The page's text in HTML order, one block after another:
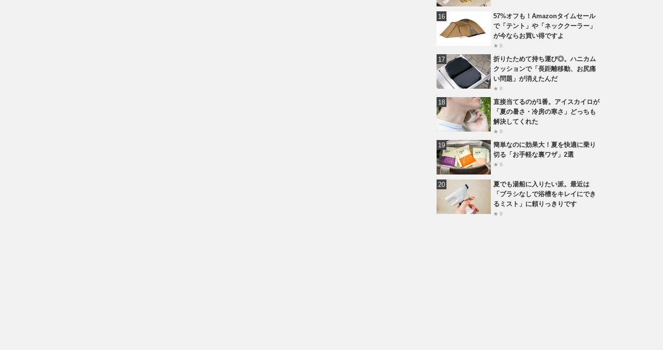
57%オフも！Amazonタイムセール
で「テント」や「ネッククーラー」
が今ならお買い得ですよ
★ 0
折りたためて持ち運び◎。ハニカム
クッションで「長距離移動、お尻痛
い問題」が消えたんだ
★ 0
直接当てるのが1番。アイスカイロが
「夏の暑さ・冷房の寒さ」どっちも
解決してくれた
★ 0
簡単なのに効果大！夏を快適に乗り
切る「お手軽な裏ワザ」2選
★ 0
夏でも湯船に入りたい派。最近は
「ブラシなしで浴槽をキレイにでき
るミスト」に頼りっきりです
★ 0